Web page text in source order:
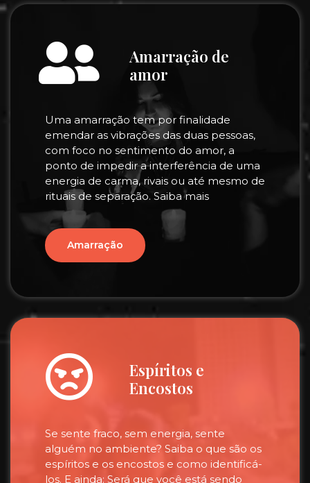
Amarração de
amor
Uma amarração tem por finalidade
emendar as vibrações das duas pessoas,
com foco no sentimento do amor, a
ponto de impedir a interferência de uma
energia de carma, rivais ou até mesmo de
rituais de separação. Saiba mais
Amarração
Espíritos e
Encostos
Se sente fraco, sem energia, sente
alguém no ambiente? Saiba o que são os
espíritos e os encostos e como identificá-
los. E ainda: Será que você está sendo